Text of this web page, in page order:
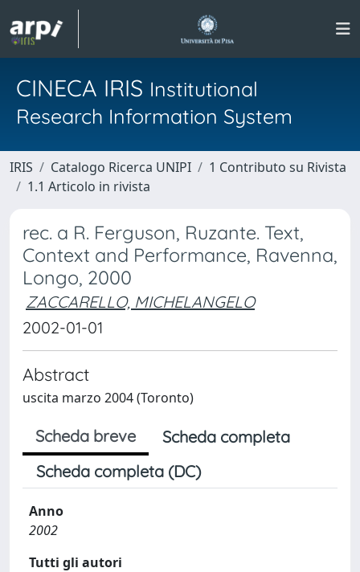
CINECA IRIS Institutional
Research Information System
IRIS Catalogo Ricerca UNIPI
1 Contributo su Rivista
1.1 Articolo in rivista
rec. a R. Ferguson, Ruzante. Text,
Context and Performance, Ravenna,
Longo, 2000
ZACCARELLO, MICHELANGELO
2002-01-01
Abstract
uscita marzo 2004 (Toronto)
Scheda breve
Scheda completa
Scheda completa (DC)
Anno
2002
Tutti gli autori